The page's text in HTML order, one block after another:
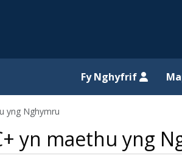
Fy Nghyfrif
yng Nghymru
yn maethu yng